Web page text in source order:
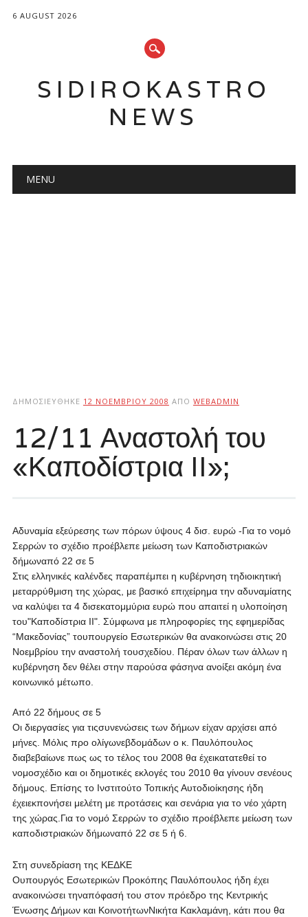
6 AUGUST 2026
SIDIROKASTRO
NEWS
Main menu
MENU
ΔΗΜΟΣΙΕΎΘΗΚΕ 12 ΝΟΕΜΒΡΊΟΥ 2008 ΑΠΌ WEBADMIN
12/11 Αναστολή του
«Καποδίστρια II»;
Αδυναμία εξεύρεσης των πόρων ύψους 4 δισ. ευρώ -Για το νομό
Σερρών το σχέδιο προέβλεπε μείωση των Καποδιστριακών
δήμωναπό 22 σε 5
Στις ελληνικές καλένδες παραπέμπει η κυβέρνηση τηδιοικητική
μεταρρύθμιση της χώρας, με βασικό επιχείρημα την αδυναμίατης
να καλύψει τα 4 δισεκατομμύρια ευρώ που απαιτεί η υλοποίηση
του"Καποδίστρια ΙΙ". Σύμφωνα με πληροφορίες της εφημερίδας
“Μακεδονίας” τουπουργείο Εσωτερικών θα ανακοινώσει στις 20
Νοεμβρίου την αναστολή τουσχεδίου. Πέραν όλων των άλλων η
κυβέρνηση δεν θέλει στην παρούσα φάσηνα ανοίξει ακόμη ένα
κοινωνικό μέτωπο.
Από 22 δήμους σε 5
Οι διεργασίες για τιςσυνενώσεις των δήμων είχαν αρχίσει από
μήνες. Μόλις προ ολίγωνεβδομάδων ο κ. Παυλόπουλος
διαβεβαίωνε πως ως το τέλος του 2008 θα έχεικατατεθεί το
νομοσχέδιο και οι δημοτικές εκλογές του 2010 θα γίνουν σενέους
δήμους. Επίσης το Ινστιτούτο Τοπικής Αυτοδιοίκησης ήδη
έχειεκπονήσει μελέτη με προτάσεις και σενάρια για το νέο χάρτη
της χώρας.Για το νομό Σερρών το σχέδιο προέβλεπε μείωση των
καποδιστριακών δήμωναπό 22 σε 5 ή 6.
Στη συνεδρίαση της ΚΕΔΚΕ
Ουπουργός Εσωτερικών Προκόπης Παυλόπουλος ήδη έχει
ανακοινώσει τηναπόφασή του στον πρόεδρο της Κεντρικής
Ένωσης Δήμων και ΚοινοτήτωνΝικήτα Κακλαμάνη, κάτι που θα